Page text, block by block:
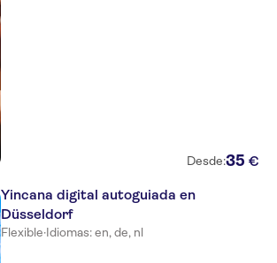
Desde:35 €
Yincana digital autoguiada en
Düsseldorf
Flexible·Idiomas: en, de, nl